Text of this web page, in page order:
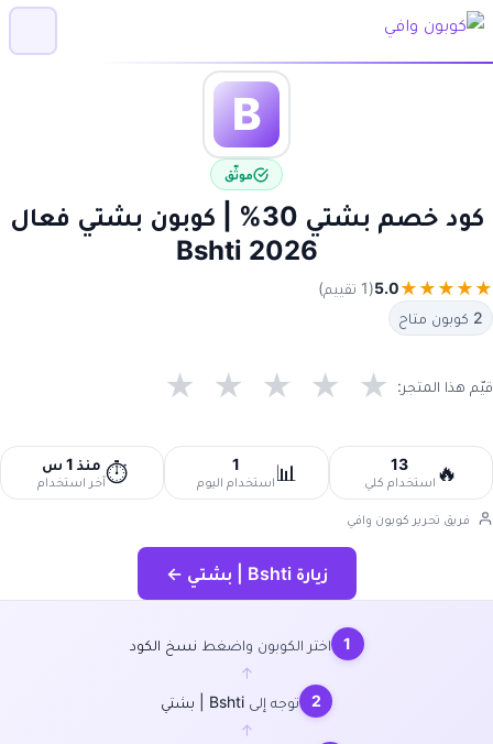
B
موثّق
كود خصم بشتي 30% | كوبون بشتي فعال
2026 Bshti
★
★
★
★
★
5.0(1 تقييم)
2 كوبون متاح
قيّم هذا المتجر: ★ ★ ★ ★ ★
🔥
13
استخدام كلي 📊
1
استخدام اليوم ⏱️ منذ 1 س
آخر استخدام
فريق تحرير كوبون وافي
زيارة Bshti | بشتي ←
1 اختر الكوبون واضغط نسخ الكود
←
2 توجه إلى Bshti | بشتي
←